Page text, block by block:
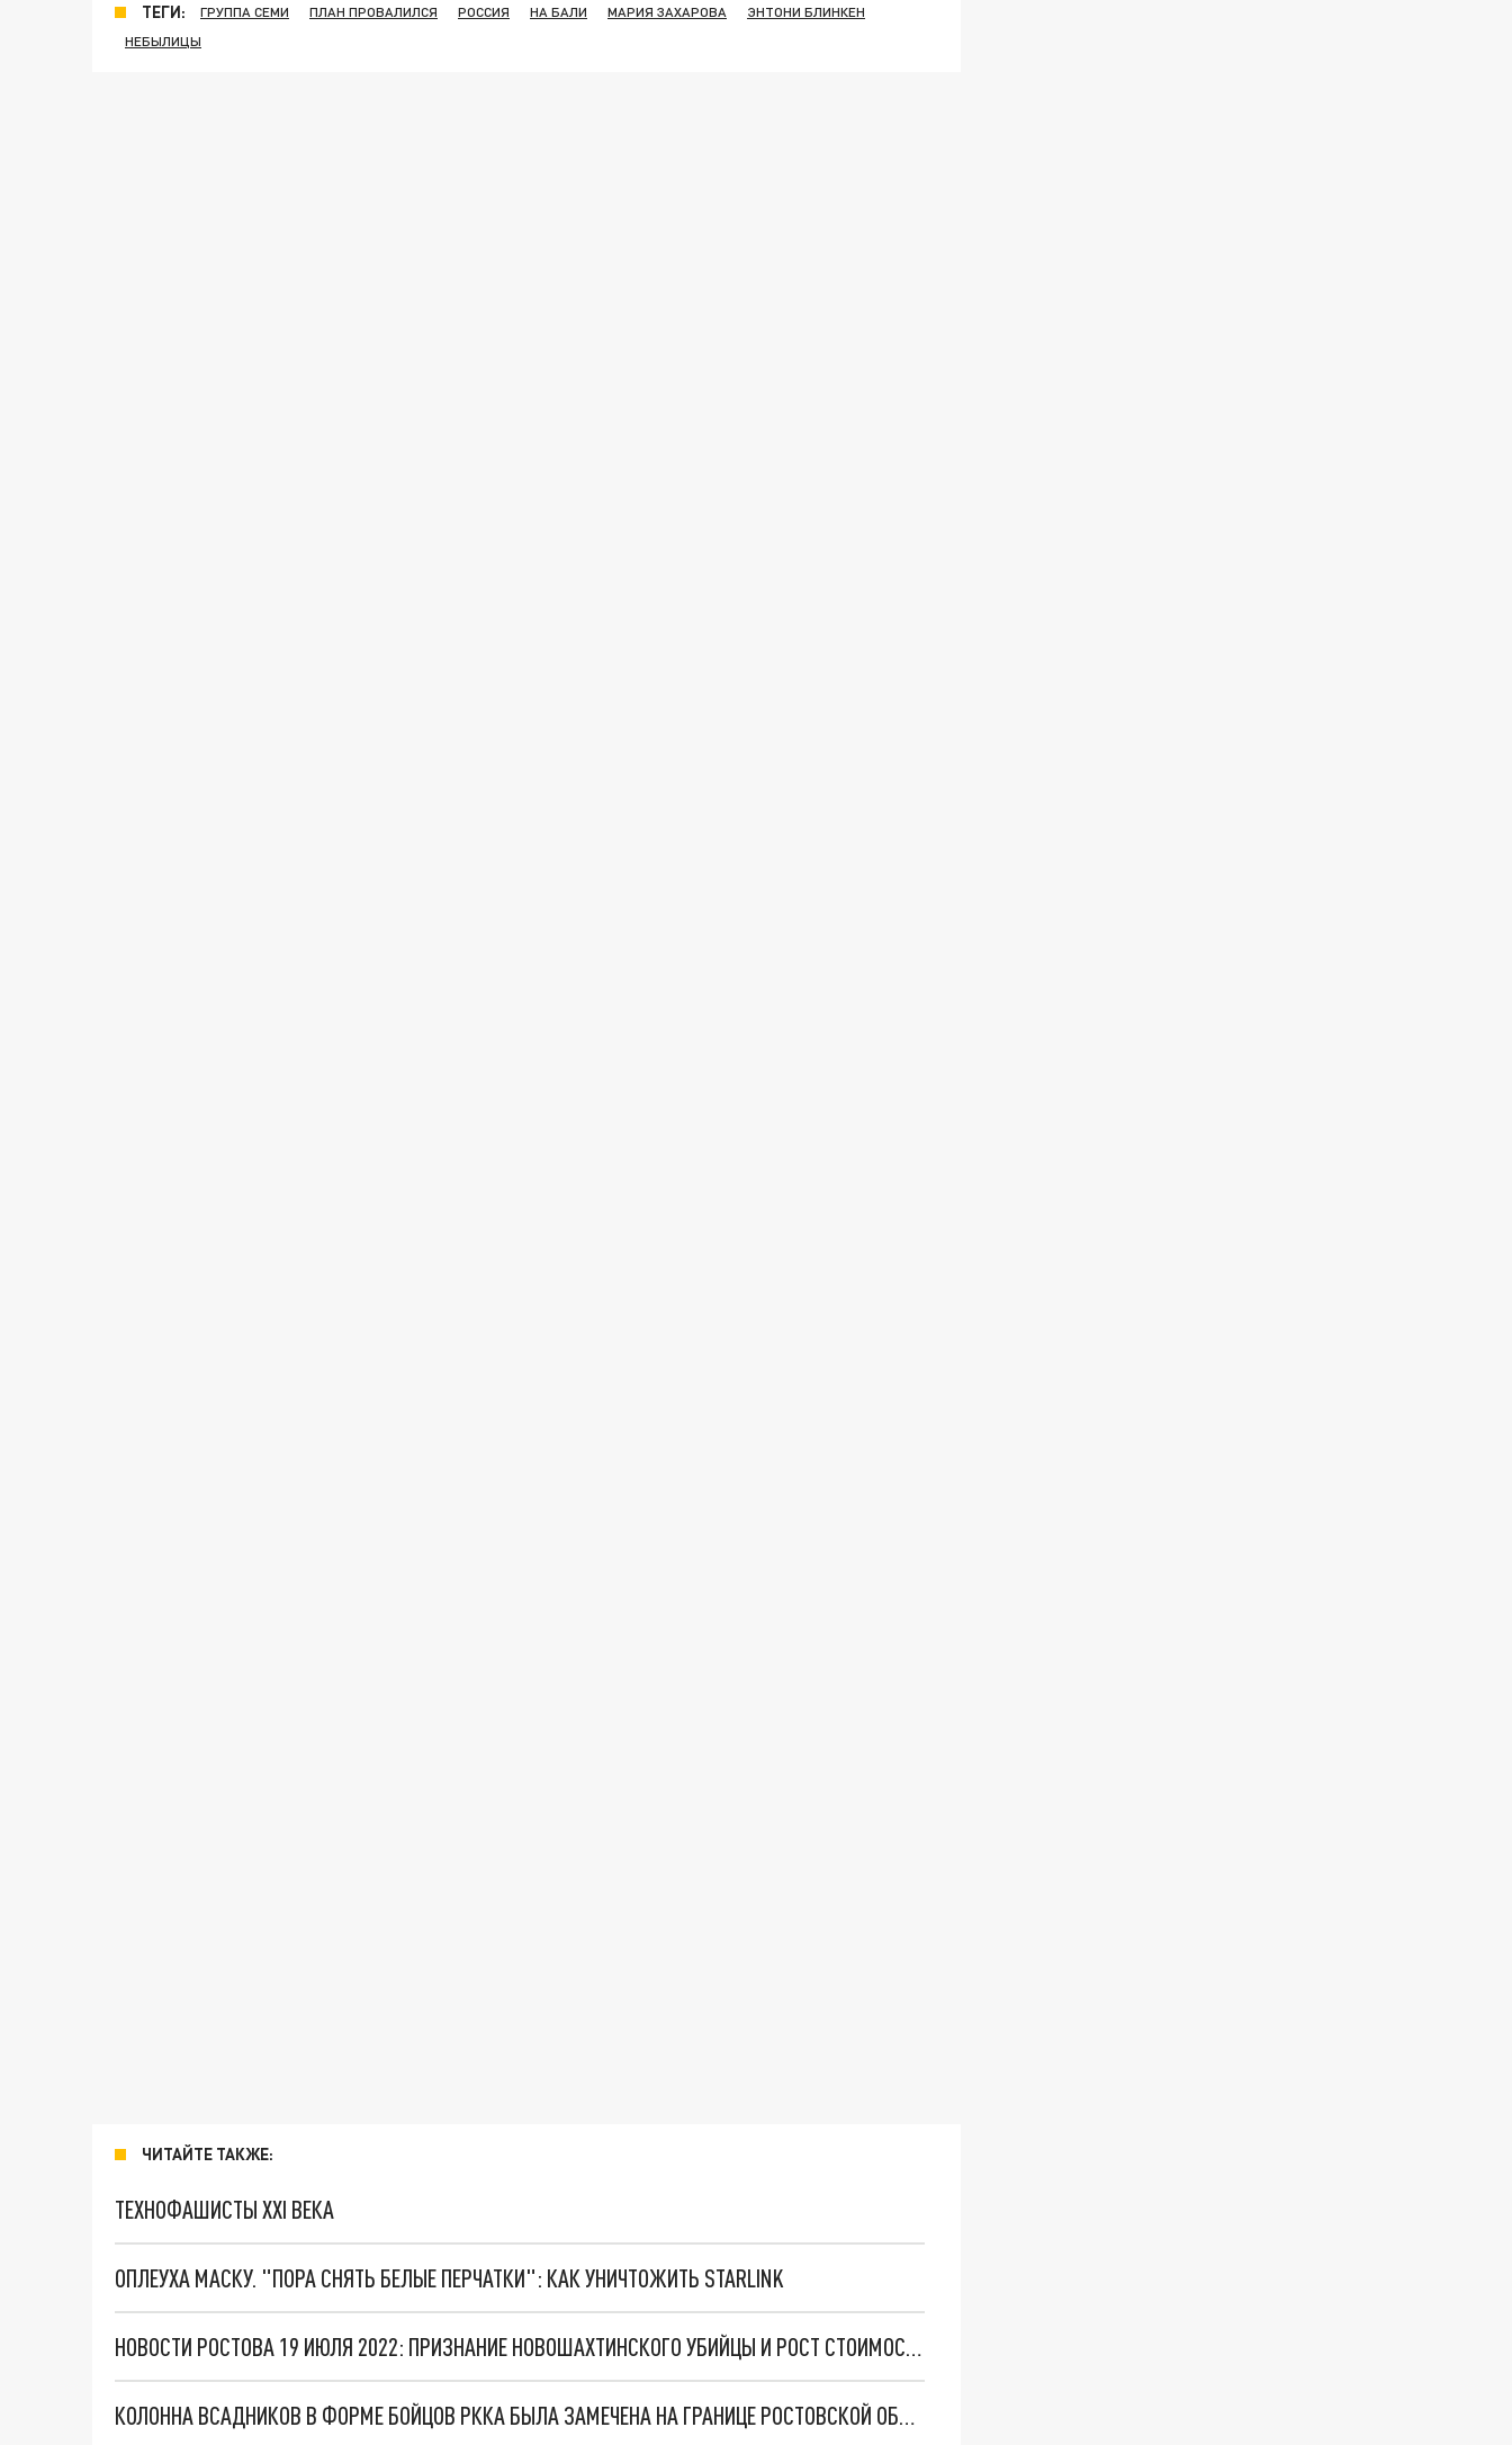
ТЕГИ: ГРУППА СЕМИ ПЛАН ПРОВАЛИЛСЯ РОССИЯ НА БАЛИ МАРИЯ ЗАХАРОВА
ЭНТОНИ БЛИНКЕН
НЕБЫЛИЦЫ
ЧИТАЙТЕ ТАКЖЕ:
ТЕХНОФАШИСТЫ XXI ВЕКА
ОПЛЕУХА МАСКУ. "ПОРА СНЯТЬ БЕЛЫЕ ПЕРЧАТКИ": КАК УНИЧТОЖИТЬ STARLINK
НОВОСТИ РОСТОВА 19 ИЮЛЯ 2022: ПРИЗНАНИЕ НОВОШАХТИНСКОГО УБИЙЦЫ И РОСТ СТОИМОСТИ АРЕНДЫ КВАРТИР
КОЛОННА ВСАДНИКОВ В ФОРМЕ БОЙЦОВ РККА БЫЛА ЗАМЕЧЕНА НА ГРАНИЦЕ РОСТОВСКОЙ ОБЛАСТИ